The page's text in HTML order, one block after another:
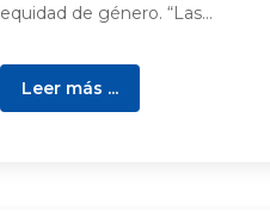
equidad de género. “Las...
Leer más ...